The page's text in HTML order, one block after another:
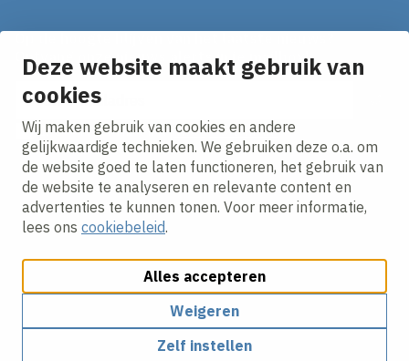
Deze website maakt gebruik van
cookies
Wij maken gebruik van cookies en andere
gelijkwaardige technieken. We gebruiken deze o.a. om
de website goed te laten functioneren, het gebruik van
de website te analyseren en relevante content en
advertenties te kunnen tonen. Voor meer informatie,
lees ons cookiebeleid.
Alles accepteren
Weigeren
Zelf instellen
Ontvang onze nieuws alerts in je mailbox!
E-mailadres
Ik ga akkoord met hetprivacy statement.
Cookies aanpassenCookie beleidPrivacy policy
Algemene Voorwaarden